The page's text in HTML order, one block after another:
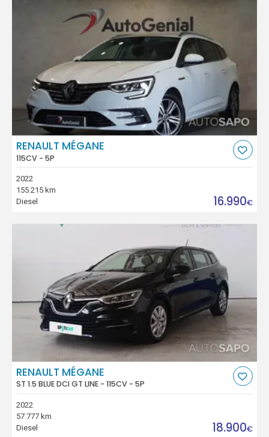
RENAULT MÉGANE
115CV - 5P
2022
155.215 km
Diesel
16.990€
RENAULT MÉGANE
ST 1.5 BLUE DCI GT LINE - 115CV - 5P
2022
57.777 km
Diesel
18.900€